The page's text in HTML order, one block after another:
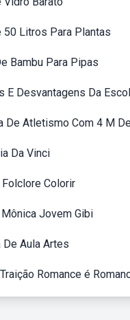
50 Litros Para Plantas
Bambu Para Pipas
E Desvantagens Da
De Atletismo Com 4 M
Da Vinci
Folclore Colorir
Mônica Jovem Gibi
De Aula Artes
Romance é